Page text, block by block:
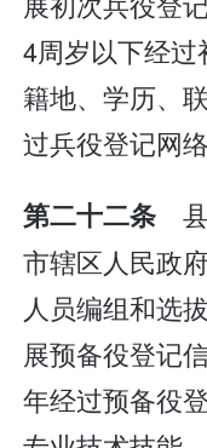
4周岁以下经
籍地、学历、
过兵役登记网
第二十二条
市辖区人民政
人员编组和选
展预备役登记
年经过预备役